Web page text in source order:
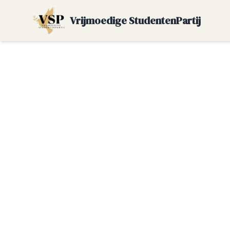
Vrijmoedige StudentenPartij